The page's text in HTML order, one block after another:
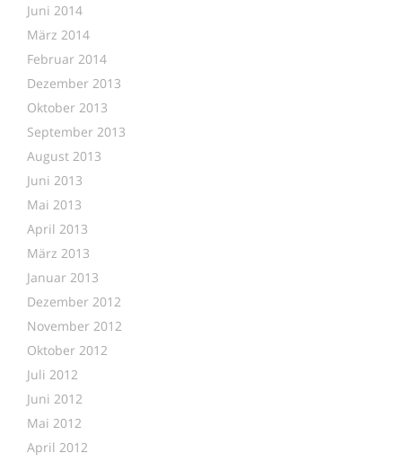
Juni 2014
März 2014
Februar 2014
Dezember 2013
Oktober 2013
September 2013
August 2013
Juni 2013
Mai 2013
April 2013
März 2013
Januar 2013
Dezember 2012
November 2012
Oktober 2012
Juli 2012
Juni 2012
Mai 2012
April 2012